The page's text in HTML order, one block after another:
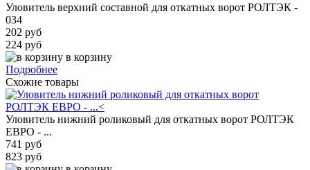
Уловитель верхний составной для откатных ворот РОЛТЭК -
034
202 руб
224 руб
в корзину
Подробнее
Схожие товары
Уловитель нижний роликовый для откатных ворот РОЛТЭК
ЕВРО - ...
741 руб
823 руб